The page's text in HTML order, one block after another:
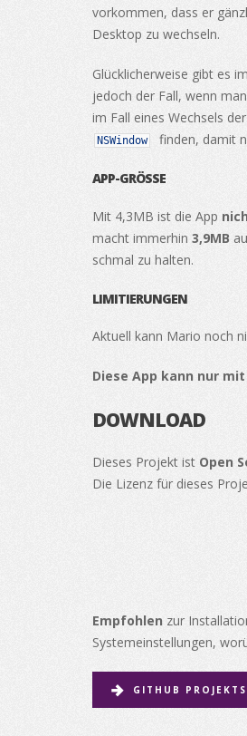
vorkommen, dass er
Desktop zu wechseln.
Glücklicherweise gibt es im
jedoch der Fall, wenn
im Fall eines Wechsels
NSWindow finden, damit
APP-GRÖSSE
Mit 4,3MB ist die App
macht immerhin 3,9MB
schmal zu halten.
LIMITIERUNGEN
Aktuell kann Mario noch
Diese App kann nur
DOWNLOAD
Dieses Projekt ist Open
Die Lizenz für dieses
Empfohlen zur
Systemeinstellungen,
GITHUB